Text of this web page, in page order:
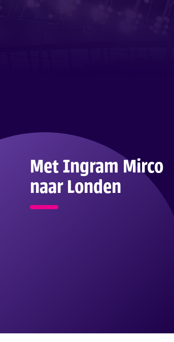
Met Ingram Mirco
naar Londen